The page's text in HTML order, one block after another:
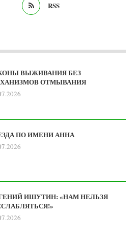
RSS
ВЫЖИВАНИЯ БЕЗ
ОТМЫВАНИЯ
ПО ИМЕНИ АННА
ИШУТИН: «НАМ НЕЛЬЗЯ